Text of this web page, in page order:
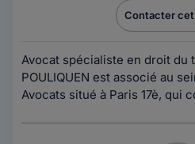
Contacter
Avocat spécialiste en droit du
POULIQUEN est associé au
Avocats situé à Paris 17è, qui